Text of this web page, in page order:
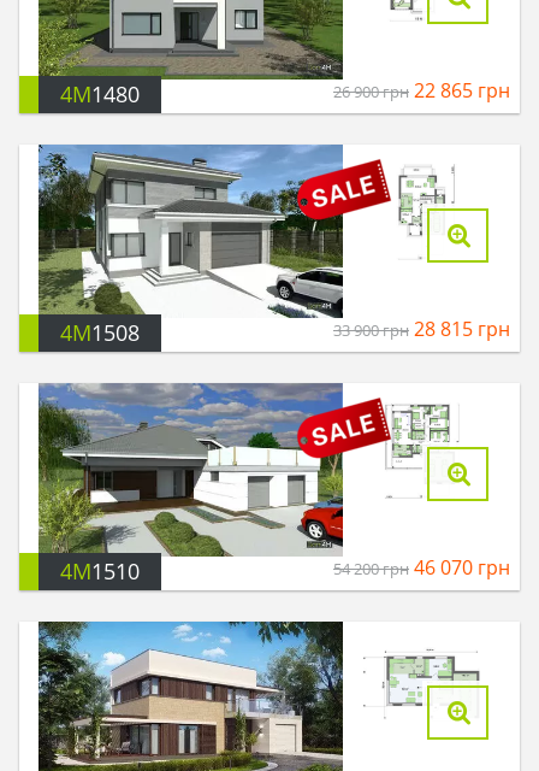
4M1480 26 900грн 22 865 грн
4M1508 33 900грн 28 815 грн
4M1510 54 200грн 46 070 грн